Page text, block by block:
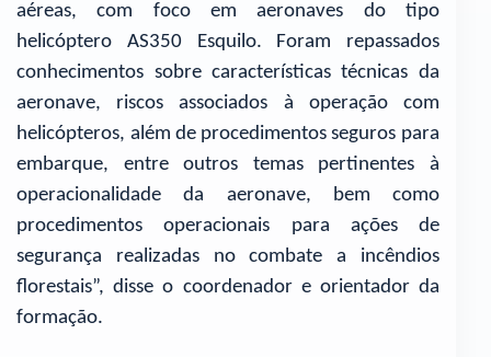
aéreas, com foco em aeronaves do tipo
helicóptero AS350 Esquilo. Foram repassados
conhecimentos sobre características técnicas da
aeronave, riscos associados à operação com
helicópteros, além de procedimentos seguros para
embarque, entre outros temas pertinentes à
operacionalidade da aeronave, bem como
procedimentos operacionais para ações de
segurança realizadas no combate a incêndios
florestais”, disse o coordenador e orientador da
formação.